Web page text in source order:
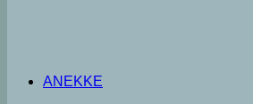
ANEKKE